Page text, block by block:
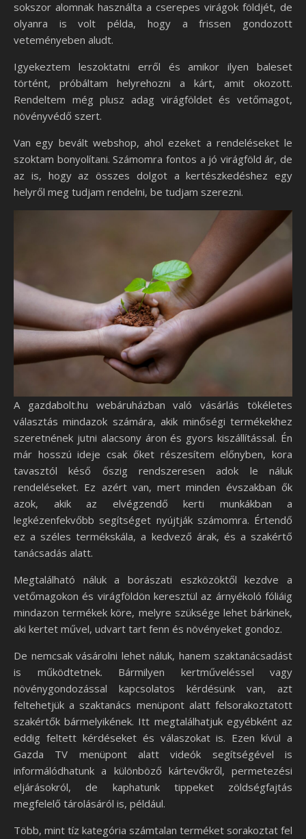
sokszor alomnak használta a cserepes virágok földjét, de
olyanra is volt példa, hogy a frissen gondozott
veteményeben aludt.
Igyekeztem leszoktatni erről és amikor ilyen baleset
történt, próbáltam helyrehozni a kárt, amit okozott.
Rendeltem még plusz adag virágföldet és vetőmagot,
növényvédő szert.
Van egy bevált webshop, ahol ezeket a rendeléseket le
szoktam bonyolítani. Számomra fontos a jó virágföld ár, de
az is, hogy az összes dolgot a kertészkedéshez egy
helyről meg tudjam rendelni, be tudjam szerezni.
A gazdabolt.hu webáruházban való vásárlás tökéletes
választás mindazok számára, akik minőségi termékekhez
szeretnének jutni alacsony áron és gyors kiszállítással. Én
már hosszú ideje csak őket részesítem előnyben, kora
tavasztól késő őszig rendszeresen adok le náluk
rendeléseket. Ez azért van, mert minden évszakban ők
azok, akik az elvégzendő kerti munkákban a
legkézenfekvőbb segítséget nyújtják számomra. Értendő
ez a széles termékskála, a kedvező árak, és a szakértő
tanácsadás alatt.
Megtalálható náluk a borászati eszközöktől kezdve a
vetőmagokon és virágföldön keresztül az árnyékoló fóliáig
mindazon termékek köre, melyre szüksége lehet bárkinek,
aki kertet művel, udvart tart fenn és növényeket gondoz.
De nemcsak vásárolni lehet náluk, hanem szaktanácsadást
is működtetnek. Bármilyen kertműveléssel vagy
növénygondozással kapcsolatos kérdésünk van, azt
feltehetjük a szaktanács menüpont alatt felsorakoztatott
szakértők bármelyikének. Itt megtalálhatjuk egyébként az
eddig feltett kérdéseket és válaszokat is. Ezen kívül a
Gazda TV menüpont alatt videók segítségével is
informálódhatunk a különböző kártevőkről, permetezési
eljárásokról, de kaphatunk tippeket zöldségfajtás
megfelelő tárolásáról is, például.
Több, mint tíz kategória számtalan terméket sorakoztat fel